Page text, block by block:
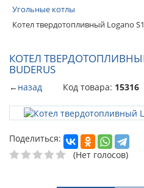
Угольные котлы
Котел твердотопливный Logano
КОТЕЛ ТВЕРДОТОПЛИВНЫЙ
BUDERUS
←назад Код товара: 15316
Поделиться:
(Нет голосов)